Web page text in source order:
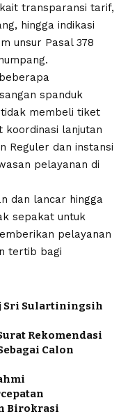
transparansi tarif,
hingga indikasi
unsur Pasal 378
spanduk
membeli tiket
lanjutan
Reguler dan instansi
pelayanan di
dan lancar hingga
sepakat untuk
pelayanan
tertib bagi
Sri Sulartiningsih
Rekomendasi
Calon
Birokrasi